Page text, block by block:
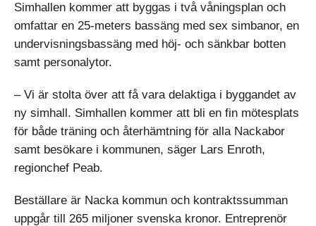
Simhallen kommer att byggas i två våningsplan och
omfattar en 25-meters bassäng med sex simbanor, en
undervisningsbassäng med höj- och sänkbar botten
samt personalytor.
– Vi är stolta över att få vara delaktiga i byggandet av
ny simhall. Simhallen kommer att bli en fin mötesplats
för både träning och återhämtning för alla Nackabor
samt besökare i kommunen, säger Lars Enroth,
regionchef Peab.
Beställare är Nacka kommun och kontraktssumman
uppgår till 265 miljoner svenska kronor. Entreprenör